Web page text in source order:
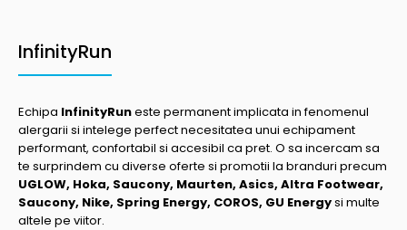
InfinityRun
Echipa InfinityRuneste permanent implicata in fenomenul
alergarii si intelege perfect necesitatea unui echipament
performant, confortabil si accesibil ca pret. O sa incercam sa
te surprindem cu diverse oferte si promotii la branduri precum
UGLOW, Hoka, Saucony, Maurten, Asics, Altra Footwear,
Saucony, Nike, Spring Energy, COROS, GU Energysi multe
altele pe viitor.